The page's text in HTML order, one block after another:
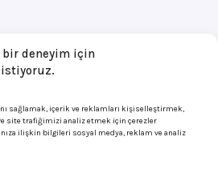
bir deneyim için
sağlamak, içerik ve reklamları kişiselleştirmek,
site trafiğimizi analiz etmek için çerezler
ilişkin bilgileri sosyal medya, reklam ve analiz